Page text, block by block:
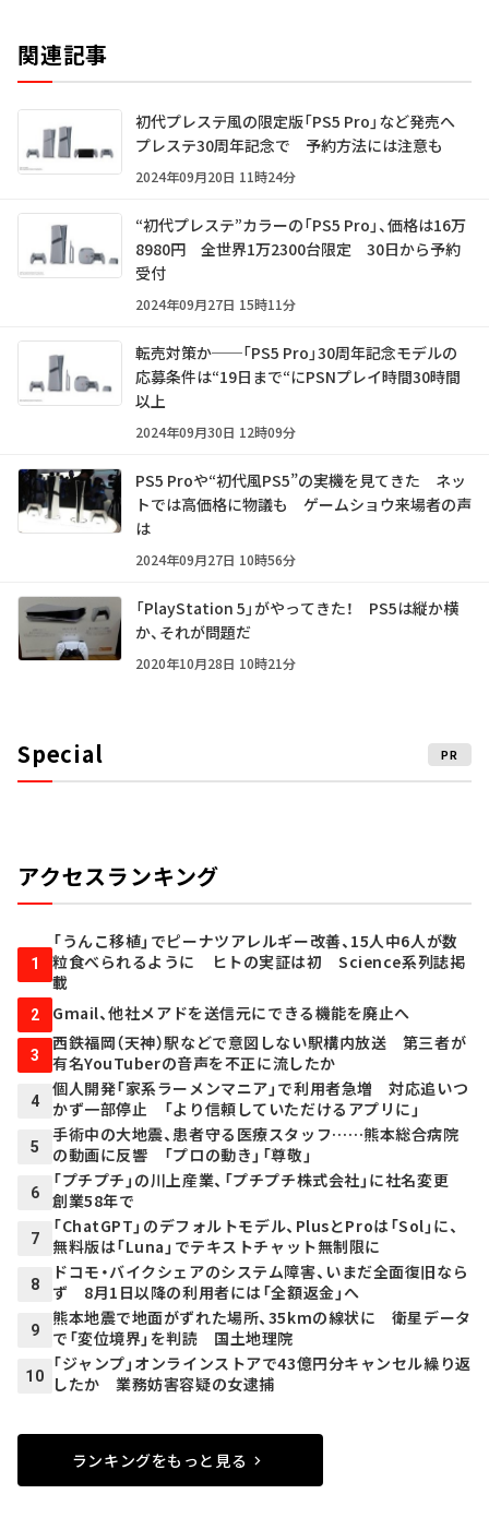
関連記事
初代プレステ風の限定版「PS5 Pro」など発売へ
プレステ30周年記念で 予約方法には注意も
2024年09月20日 11時24分
“初代プレステ”カラーの「PS5 Pro」、価格は16万
8980円 全世界1万2300台限定 30日から予約
受付
2024年09月27日 15時11分
転売対策か──「PS5 Pro」30周年記念モデルの
応募条件は“19日まで“にPSNプレイ時間30時間
以上
2024年09月30日 12時09分
PS5 Proや“初代風PS5”の実機を見てきた ネッ
トでは高価格に物議も ゲームショウ来場者の声
は
2024年09月27日 10時56分
「PlayStation 5」がやってきた！ PS5は縦か横
か、それが問題だ
2020年10月28日 10時21分
Special PR
アクセスランキング
1
「うんこ移植」でピーナツアレルギー改善、15人中6人が数
粒食べられるように ヒトの実証は初 Science系列誌掲
載
2 Gmail、他社メアドを送信元にできる機能を廃止へ
3
西鉄福岡（天神）駅などで意図しない駅構内放送 第三者が
有名YouTuberの音声を不正に流したか
4
個人開発「家系ラーメンマニア」で利用者急増 対応追いつ
かず一部停止 「より信頼していただけるアプリに」
5
手術中の大地震、患者守る医療スタッフ……熊本総合病院
の動画に反響 「プロの動き」「尊敬」
6
「プチプチ」の川上産業、「プチプチ株式会社」に社名変更
創業58年で
7
「ChatGPT」のデフォルトモデル、PlusとProは「Sol」に、
無料版は「Luna」でテキストチャット無制限に
8
ドコモ・バイクシェアのシステム障害、いまだ全面復旧なら
ず 8月1日以降の利用者には「全額返金」へ
9
熊本地震で地面がずれた場所、35kmの線状に 衛星データ
で「変位境界」を判読 国土地理院
10
「ジャンプ」オンラインストアで43億円分キャンセル繰り返
したか 業務妨害容疑の女逮捕
ランキングをもっと見る